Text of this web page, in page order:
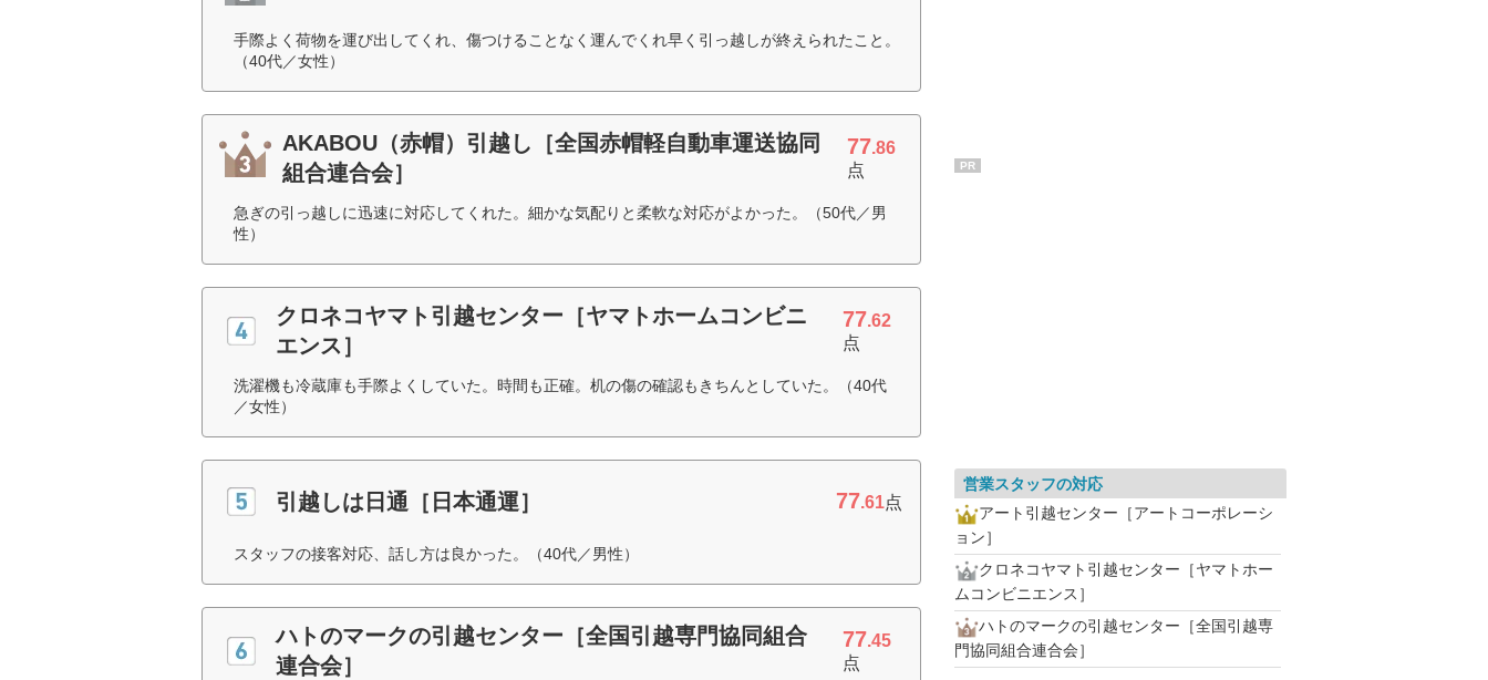
手際よく荷物を運び出してくれ、傷つけることなく運んでくれ早く引っ越しが終えられたこと。
（40代／女性）
AKABOU（赤帽）引越し［全国赤帽軽自動車運送協同
組合連合会］
77.86
点
急ぎの引っ越しに迅速に対応してくれた。細かな気配りと柔軟な対応がよかった。（50代／男
性）
クロネコヤマト引越センター［ヤマトホームコンビニ
エンス］
77.62
点
洗濯機も冷蔵庫も手際よくしていた。時間も正確。机の傷の確認もきちんとしていた。（40代
／女性）
引越しは日通［日本通運］ 77.61点
スタッフの接客対応、話し方は良かった。（40代／男性）
ハトのマークの引越センター［全国引越専門協同組合
連合会］
77.45
点
PR
営業スタッフの対応
アート引越センター［アートコーポレーシ
ョン］
クロネコヤマト引越センター［ヤマトホー
ムコンビニエンス］
ハトのマークの引越センター［全国引越専
門協同組合連合会］